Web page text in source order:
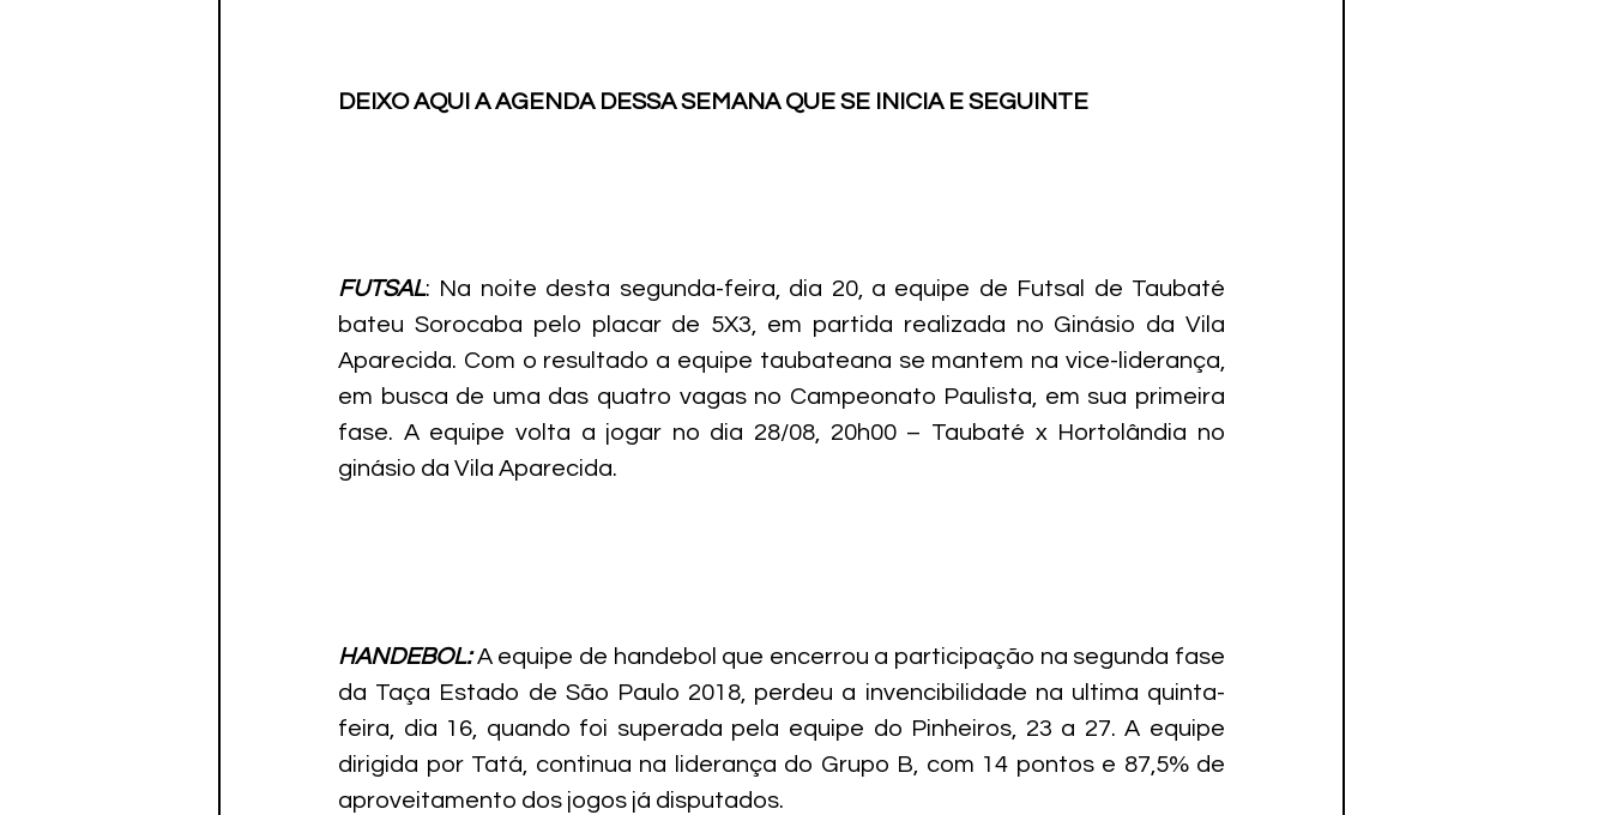
DEIXO AQUI A AGENDA DESSA SEMANA QUE SE INICIA E SEGUINTE
FUTSAL: Na noite desta segunda-feira, dia 20, a equipe de Futsal de Taubaté
bateu Sorocaba pelo placar de 5X3, em partida realizada no Ginásio da Vila
Aparecida. Com o resultado a equipe taubateana se mantem na vice-liderança,
em busca de uma das quatro vagas no Campeonato Paulista, em sua primeira
fase. A equipe volta a jogar no dia 28/08, 20h00 – Taubaté x Hortolândia no
ginásio da Vila Aparecida.
HANDEBOL: A equipe de handebol que encerrou a participação na segunda fase
da Taça Estado de São Paulo 2018, perdeu a invencibilidade na ultima quinta-
feira, dia 16, quando foi superada pela equipe do Pinheiros, 23 a 27. A equipe
dirigida por Tatá, continua na liderança do Grupo B, com 14 pontos e 87,5% de
aproveitamento dos jogos já disputados.